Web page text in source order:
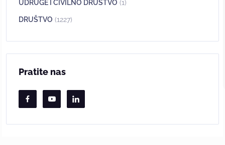
UDRUGE I CIVILNO DRUŠTVO (1)
DRUŠTVO (1227)
Pratite nas